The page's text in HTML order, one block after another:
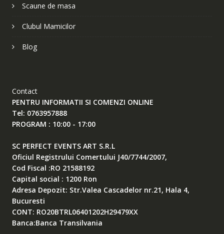
Scaune de masa
Clubul Mamicilor
Blog
Contact
PENTRU INFORMATII SI COMENZI ONLINE
Tel: 0763957888
PROGRAM : 10:00 - 17:00
SC PERFECT EVENTS ART S.R.L
Oficiul Registrului Comertului J40/7744/2007,
Cod Fiscal :RO 21588192
Capital social : 1200 Ron
Adresa Depozit: Str.Valea Cascadelor nr.21, Hala 4,
Bucuresti
CONT: RO20BTRL06401202H29479XX
Banca:Banca Transilvania